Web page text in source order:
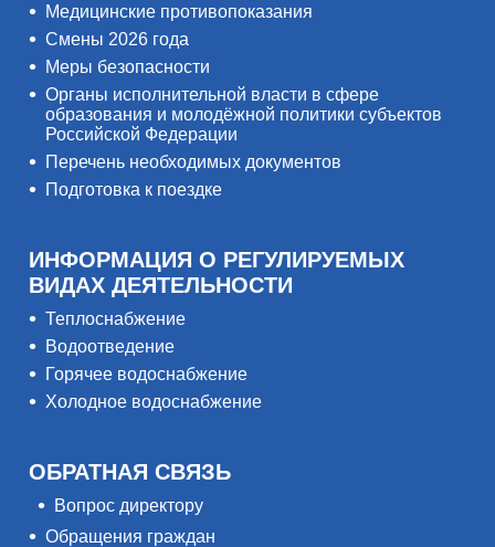
Медицинские противопоказания
Смены 2026 года
Меры безопасности
Органы исполнительной власти в сфере
образования и молодёжной политики субъектов
Российской Федерации
Перечень необходимых документов
Подготовка к поездке
ИНФОРМАЦИЯ О РЕГУЛИРУЕМЫХ
ВИДАХ ДЕЯТЕЛЬНОСТИ
Теплоснабжение
Водоотведение
Горячее водоснабжение
Холодное водоснабжение
ОБРАТНАЯ СВЯЗЬ
Вопрос директору
Обращения граждан